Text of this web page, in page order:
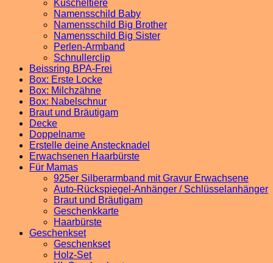
Kuscheltiere
Namensschild Baby
Namensschild Big Brother
Namensschild Big Sister
Perlen-Armband
Schnullerclip
Beissring BPA-Frei
Box: Erste Locke
Box: Milchzähne
Box: Nabelschnur
Braut und Bräutigam
Decke
Doppelname
Erstelle deine Anstecknadel
Erwachsenen Haarbürste
Für Mamas
925er Silberarmband mit Gravur Erwachsene
Auto-Rückspiegel-Anhänger / Schlüsselanhänger
Braut und Bräutigam
Geschenkkarte
Haarbürste
Geschenkset
Geschenkset
Holz-Set